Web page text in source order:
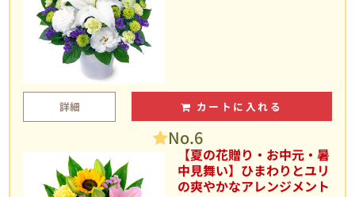
詳細 カートに入れる
No.6
【夏の花贈り・お中元・暑
中見舞い】ひまわりとユリ
の爽やかなアレンジメント